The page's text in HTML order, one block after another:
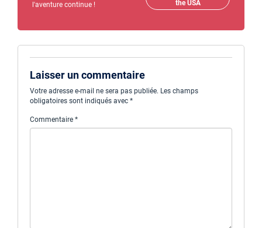
l'aventure continue !
the USA
Laisser un commentaire
Votre adresse e-mail ne sera pas publiée. Les champs
obligatoires sont indiqués avec *
Commentaire *